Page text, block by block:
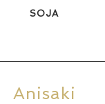
SOJA
Anisaki